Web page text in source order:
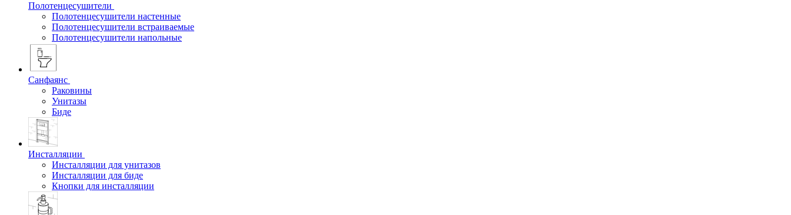
Полотенцесушители
Полотенцесушители настенные
Полотенцесушители встраиваемые
Полотенцесушители напольные
Санфаянс
Раковины
Унитазы
Биде
Инсталляции
Инсталляции для унитазов
Инсталляции для биде
Кнопки для инсталляции